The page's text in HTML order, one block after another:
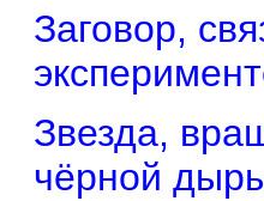
Заговор,
Звезда,
чёрной